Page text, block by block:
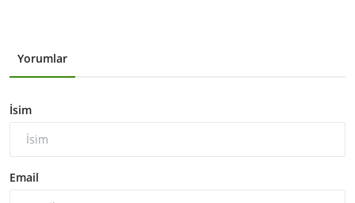
Yorumlar
İsim
Email